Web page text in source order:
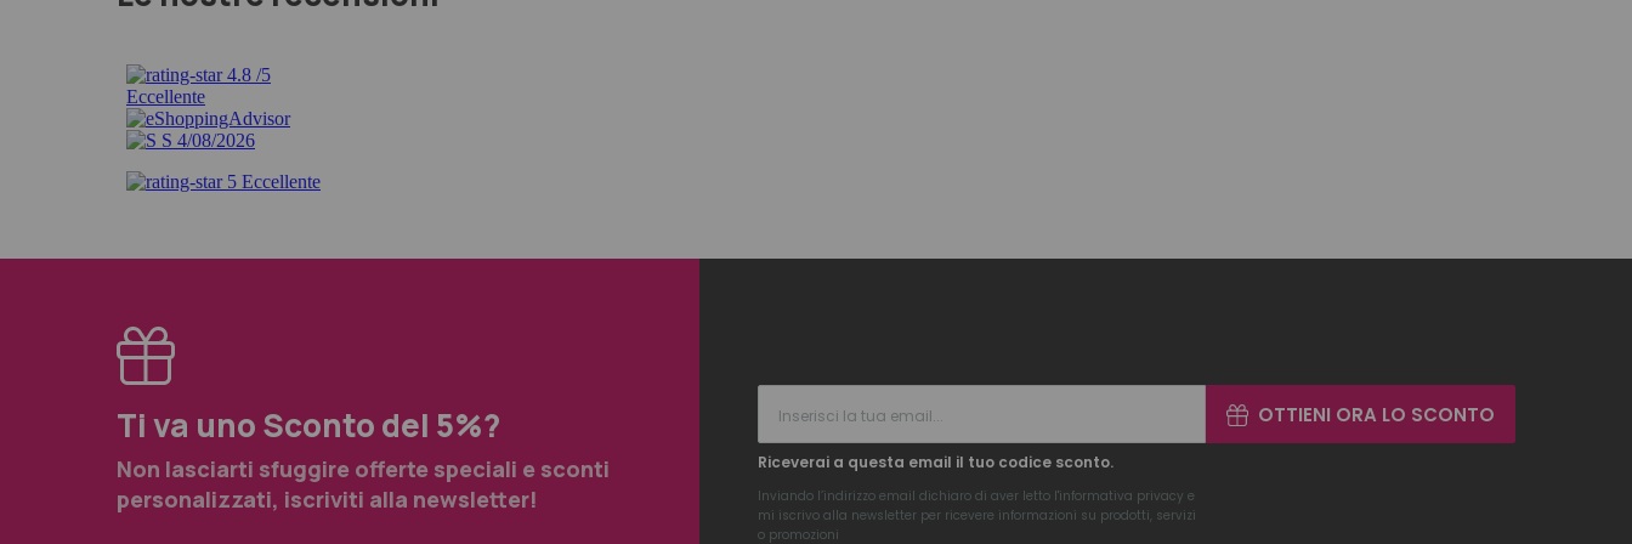
Ti va uno Sconto del 5%?
Non lasciarti sfuggire offerte speciali e sconti
personalizzati, iscriviti alla newsletter!
OTTIENI ORA LO SCONTO
Riceverai a questa email il tuo codice sconto.
Inviando l’indirizzo email dichiaro di aver letto l'informativa privacy e
mi iscrivo alla newsletter per ricevere informazioni su prodotti, servizi
o promozioni